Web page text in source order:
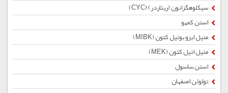
سیکلوهگزانون (ریتاردر) (CYC)
استن کمهو
متیل ایزو بوتیل کتون (MIBK)
متیل اتیل کتون (MEK)
استن ساسول
تولوئن اصفهان